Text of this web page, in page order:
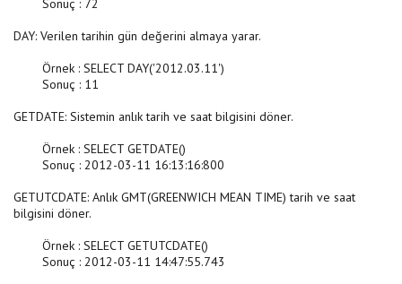
Sonuç : 72
DAY: Verilen tarihin gün değerini almaya yarar.
Örnek : SELECT DAY('2012.03.11')
Sonuç : 11
GETDATE: Sistemin anlık tarih ve saat bilgisini döner.
Örnek : SELECT GETDATE()
Sonuç : 2012-03-11 16:13:16:800
GETUTCDATE: Anlık GMT(GREENWICH MEAN TIME) tarih ve saat
bilgisini döner.
Örnek : SELECT GETUTCDATE()
Sonuç : 2012-03-11 14:47:55.743